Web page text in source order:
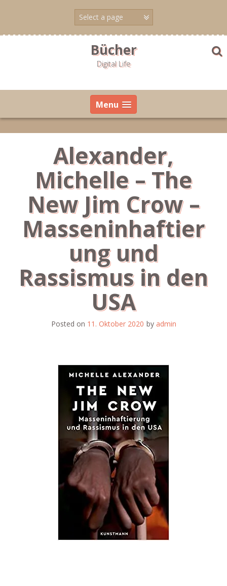
Bücher
Digital Life
Menu
Alexander,
Michelle – The
New Jim Crow –
Masseninhaftier
ung und
Rassismus in den
USA
Posted on 11. Oktober 2020 by admin